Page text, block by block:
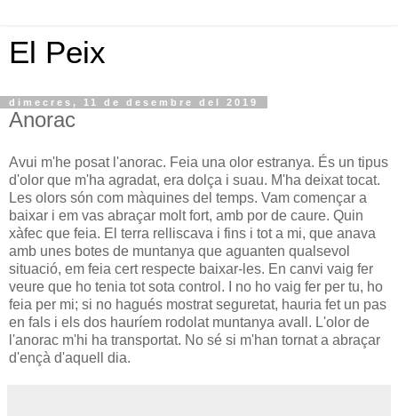
El Peix
dimecres, 11 de desembre del 2019
Anorac
Avui m'he posat l'anorac. Feia una olor estranya. És un tipus
d'olor que m'ha agradat, era dolça i suau. M'ha deixat tocat.
Les olors són com màquines del temps. Vam començar a
baixar i em vas abraçar molt fort, amb por de caure. Quin
xàfec que feia. El terra relliscava i fins i tot a mi, que anava
amb unes botes de muntanya que aguanten qualsevol
situació, em feia cert respecte baixar-les. En canvi vaig fer
veure que ho tenia tot sota control. I no ho vaig fer per tu, ho
feia per mi; si no hagués mostrat seguretat, hauria fet un pas
en fals i els dos hauríem rodolat muntanya avall. L'olor de
l'anorac m'hi ha transportat. No sé si m'han tornat a abraçar
d'ençà d'aquell dia.